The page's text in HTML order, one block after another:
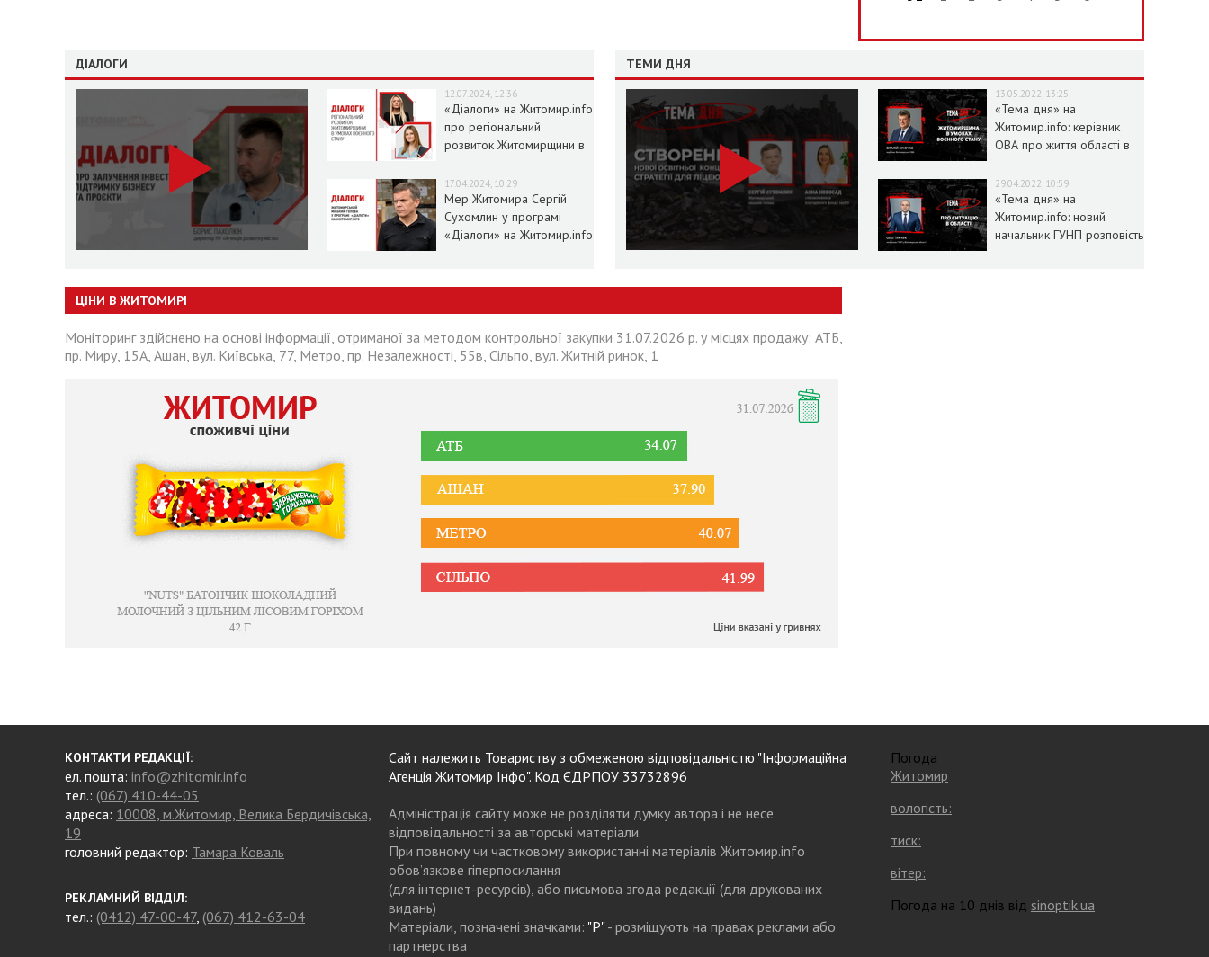
ДІАЛОГИ
12.07.2024, 12:36
«Діалоги» на Житомир.info
про регіональний
розвиток Житомирщини в
17.04.2024, 10:29
Мер Житомира Сергій
Сухомлин у програмі
«Діалоги» на Житомир.info
ТЕМИ ДНЯ
13.05.2022, 13:25
«Тема дня» на
Житомир.info: керівник
ОВА про життя області в
29.04.2022, 10:59
«Тема дня» на
Житомир.info: новий
начальник ГУНП розповість
ЦІНИ В ЖИТОМИРІ
Моніторинг здійснено на основі інформації, отриманої за методом контрольної закупки 31.07.2026 р. у місцях продажу: АТБ,
пр. Миру, 15А, Ашан, вул. Київська, 77, Метро, пр. Незалежності, 55в, Сільпо, вул. Житній ринок, 1
КОНТАКТИ РЕДАКЦІЇ:
ел. пошта: info@zhitomir.info
тел.: (067) 410-44-05
адреса: 10008, м.Житомир, Велика Бердичівська,
19
головний редактор: Тамара Коваль
РЕКЛАМНИЙ ВІДДІЛ:
тел.: (0412) 47-00-47, (067) 412-63-04
Сайт належить Товариству з обмеженою відповідальністю "Інформаційна
Агенція Житомир Інфо". Код ЄДРПОУ 33732896
Адміністрація сайту може не розділяти думку автора і не несе
відповідальності за авторські матеріали.
При повному чи частковому використанні матеріалів Житомир.info
обов’язкове гіперпосилання
(для інтернет-ресурсів), або письмова згода редакції (для друкованих
видань)
Матеріали, позначені значками: "Р"- розміщують на правах реклами або
партнерства
Погода
Житомир
вологість:
тиск:
вітер:
Погода на 10 днів від sinoptik.ua